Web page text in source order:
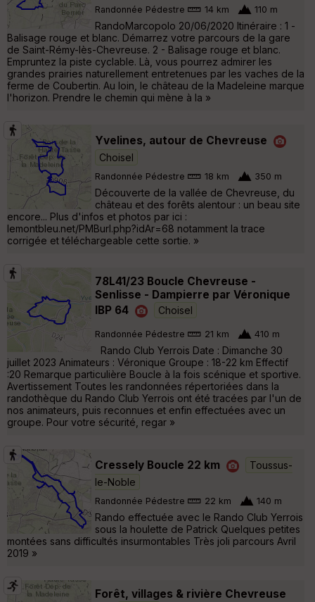
Randonnée Pédestre 14 km 110 m
RandoMarcopolo 20/06/2020 Itinéraire : 1 -
Balisage rouge et blanc. Démarrez votre parcours de la gare
de Saint-Rémy-lès-Chevreuse. 2 - Balisage rouge et blanc.
Empruntez la piste cyclable. Là, vous pourrez admirer les
grandes prairies naturellement entretenues par les vaches de la
ferme de Coubertin. Au loin, le château de la Madeleine marque
l'horizon. Prendre le chemin qui mène à la »
Yvelines, autour de Chevreuse
Choisel
Randonnée Pédestre 18 km 350 m
Découverte de la vallée de Chevreuse, du
château et des forêts alentour : un beau site
encore... Plus d'infos et photos par ici :
lemontbleu.net/PMBurl.php?idAr=68 notamment la trace
corrigée et téléchargeable cette sortie. »
78L41/23 Boucle Chevreuse -
Senlisse - Dampierre par Véronique
IBP 64
Choisel
Randonnée Pédestre 21 km 410 m
Rando Club Yerrois Date : Dimanche 30
juillet 2023 Animateurs : Véronique Groupe : 18-22 km Effectif
:20 Remarque particulière Boucle à la fois scénique et sportive.
Avertissement Toutes les randonnées répertoriées dans la
randothèque du Rando Club Yerrois ont été tracées par l'un de
nos animateurs, puis reconnues et enfin effectuées avec un
groupe. Pour votre sécurité, regar »
Cressely Boucle 22 km
Toussus-
le-Noble
Randonnée Pédestre 22 km 140 m
Rando effectuée avec le Rando Club Yerrois
sous la houlette de Patrick Quelques petites
montées sans difficultés insurmontables Très joli parcours Avril
2019 »
Forêt, villages & rivière Chevreuse